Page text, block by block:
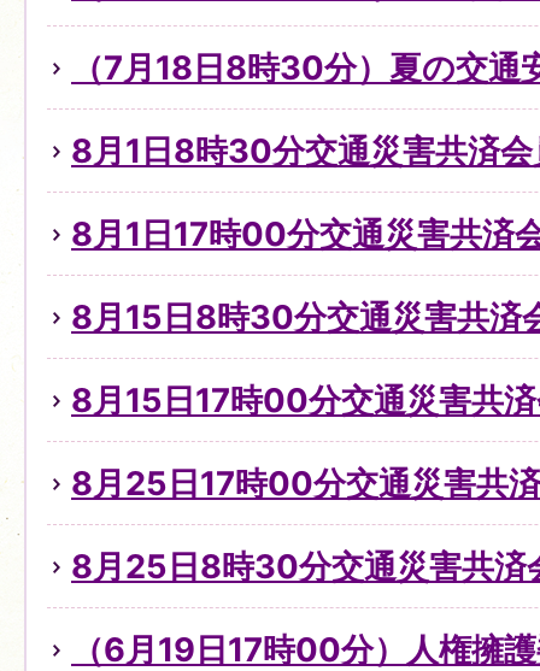
（7月18日8時30分）夏の交通
8月1日8時30分交通災害共済
8月1日17時00分交通災害共済
8月15日8時30分交通災害共済
8月15日17時00分交通災害共
8月25日17時00分交通災害共
8月25日8時30分交通災害共済
（6月19日17時00分）人権擁